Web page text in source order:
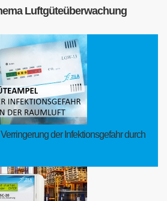
Luftgüteüberwachung
der Infektionsgefahr durch